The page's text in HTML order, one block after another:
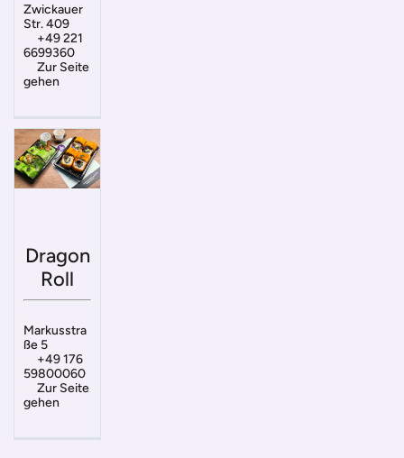
Zwickauer
Str. 409
+49 221
6699360
Zur Seite
gehen
Dragon
Roll
Markusstra
ße 5
+49 176
59800060
Zur Seite
gehen